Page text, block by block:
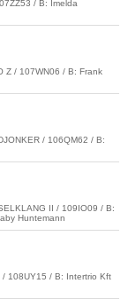
/ B: Imelda
Z / 107WN06 / B: Frank
/ 106QM62 / B:
II / 109IO09 / B:
Huntemann
/ 108UY15 / B: Intertrio Kft